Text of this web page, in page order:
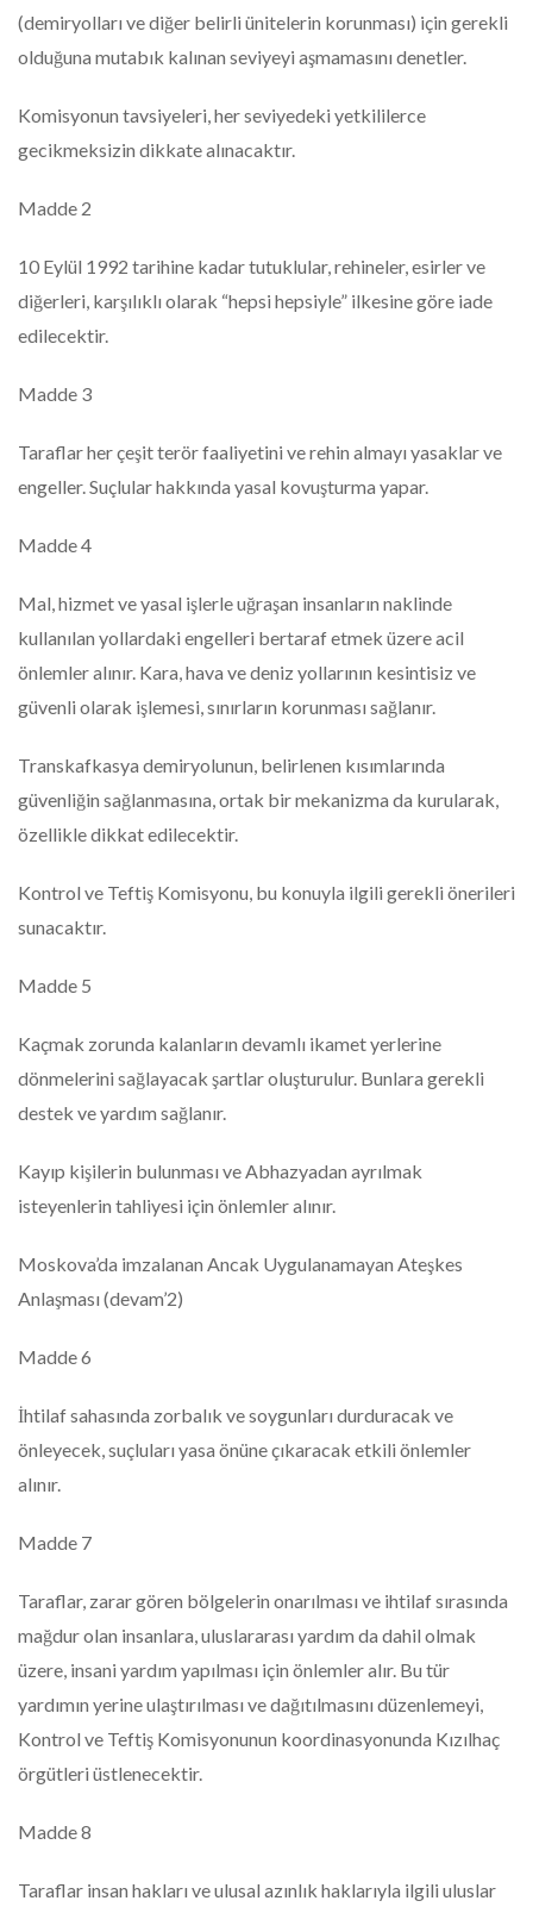
(demiryolları ve diğer belirli ünitelerin korunması) için gerekli
olduğuna mutabık kalınan seviyeyi aşmamasını denetler.
Komisyonun tavsiyeleri, her seviyedeki yetkililerce
gecikmeksizin dikkate alınacaktır.
Madde 2
10 Eylül 1992 tarihine kadar tutuklular, rehineler, esirler ve
diğerleri, karşılıklı olarak “hepsi hepsiyle” ilkesine göre iade
edilecektir.
Madde 3
Taraflar her çeşit terör faaliyetini ve rehin almayı yasaklar ve
engeller. Suçlular hakkında yasal kovuşturma yapar.
Madde 4
Mal, hizmet ve yasal işlerle uğraşan insanların naklinde
kullanılan yollardaki engelleri bertaraf etmek üzere acil
önlemler alınır. Kara, hava ve deniz yollarının kesintisiz ve
güvenli olarak işlemesi, sınırların korunması sağlanır.
Transkafkasya demiryolunun, belirlenen kısımlarında
güvenliğin sağlanmasına, ortak bir mekanizma da kurularak,
özellikle dikkat edilecektir.
Kontrol ve Teftiş Komisyonu, bu konuyla ilgili gerekli önerileri
sunacaktır.
Madde 5
Kaçmak zorunda kalanların devamlı ikamet yerlerine
dönmelerini sağlayacak şartlar oluşturulur. Bunlara gerekli
destek ve yardım sağlanır.
Kayıp kişilerin bulunması ve Abhazyadan ayrılmak
isteyenlerin tahliyesi için önlemler alınır.
Moskova’da imzalanan Ancak Uygulanamayan Ateşkes
Anlaşması (devam’2)
Madde 6
İhtilaf sahasında zorbalık ve soygunları durduracak ve
önleyecek, suçluları yasa önüne çıkaracak etkili önlemler
alınır.
Madde 7
Taraflar, zarar gören bölgelerin onarılması ve ihtilaf sırasında
mağdur olan insanlara, uluslararası yardım da dahil olmak
üzere, insani yardım yapılması için önlemler alır. Bu tür
yardımın yerine ulaştırılması ve dağıtılmasını düzenlemeyi,
Kontrol ve Teftiş Komisyonunun koordinasyonunda Kızılhaç
örgütleri üstlenecektir.
Madde 8
Taraflar insan hakları ve ulusal azınlık haklarıyla ilgili uluslar